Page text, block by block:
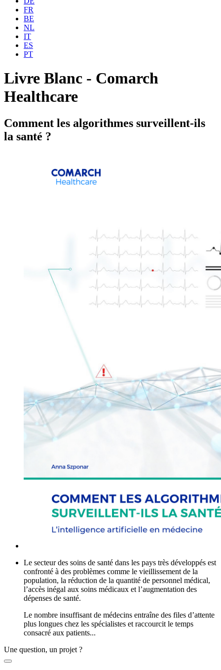
FR
BE
NL
IT
ES
PT
Livre Blanc - Comarch
Healthcare
Comment les algorithmes surveillent-ils
la santé ?
Le secteur des soins de santé dans les pays très développés est
confronté à des problèmes comme le vieillissement de la
population, la réduction de la quantité de personnel médical,
l’accès inégal aux soins médicaux et l’augmentation des
dépenses de santé.
Le nombre insuffisant de médecins entraîne des files d’attente
plus longues chez les spécialistes et raccourcit le temps
consacré aux patients...
Une question, un projet ?